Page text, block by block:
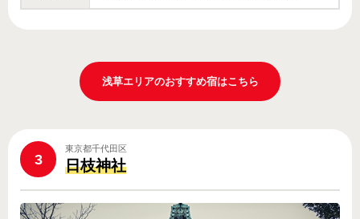
浅草エリアのおすすめ宿はこちら
3
東京都千代田区
日枝神社